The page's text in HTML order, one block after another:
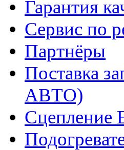
Гарантия
Сервис по
Партнёры
Поставка
АВТО)
Сцепление